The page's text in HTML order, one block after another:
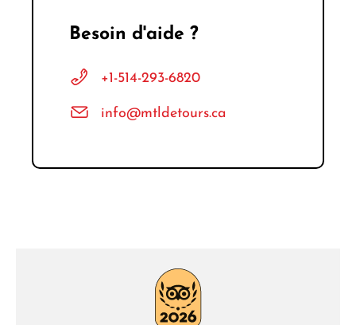
Besoin d'aide ?
+1-514-293-6820
info@mtldetours.ca